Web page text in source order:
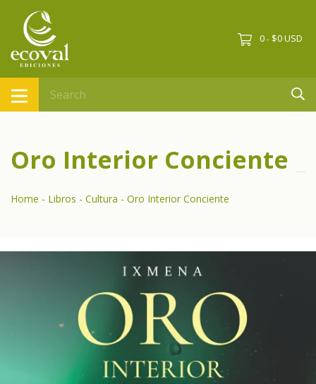
0 - $0 USD
Oro Interior Conciente
Home - Libros - Cultura - Oro Interior Conciente